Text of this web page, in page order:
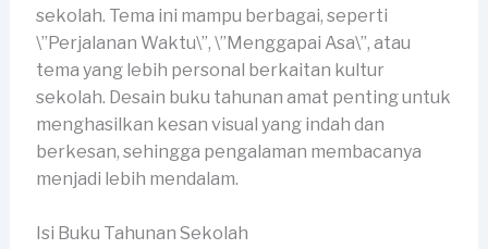
sekolah. Tema ini mampu berbagai, seperti
\”Perjalanan Waktu\”, \”Menggapai Asa\”, atau
tema yang lebih personal berkaitan kultur
sekolah. Desain buku tahunan amat penting untuk
menghasilkan kesan visual yang indah dan
berkesan, sehingga pengalaman membacanya
menjadi lebih mendalam.
Isi Buku Tahunan Sekolah